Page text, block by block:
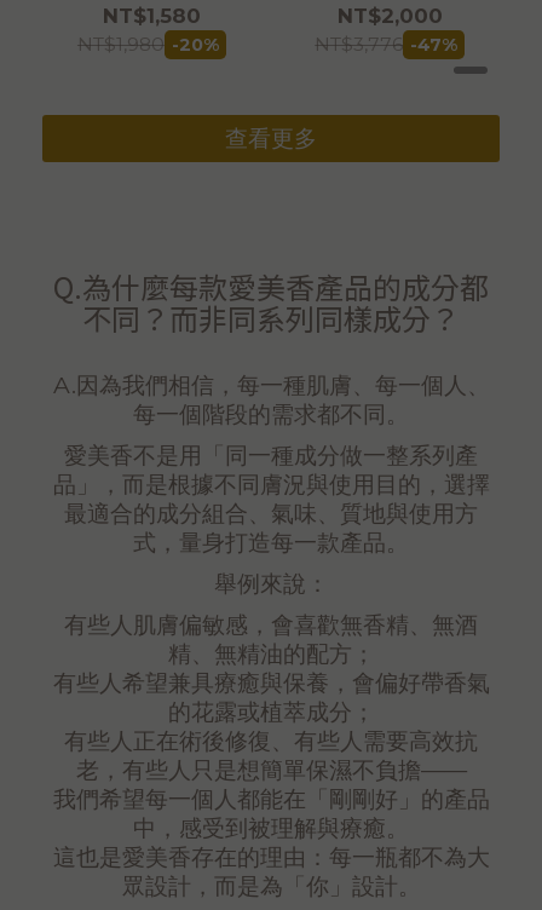
$2,500）限量珍藏
EXP2027.4.14
NT$1,580
NT$1,980 -20%
NT$2,000
NT$3,776 -47%
查看更多
Q.為什麼每款愛美香產品的成分都
不同？而非同系列同樣成分？
A.因為我們相信，每一種肌膚、每一個人、
每一個階段的需求都不同。
愛美香不是用「同一種成分做一整系列產
品」，而是根據不同膚況與使用目的，選擇
最適合的成分組合、氣味、質地與使用方
式，量身打造每一款產品。
舉例來說：
有些人肌膚偏敏感，會喜歡無香精、無酒
精、無精油的配方；
有些人希望兼具療癒與保養，會偏好帶香氣
的花露或植萃成分；
有些人正在術後修復、有些人需要高效抗
老，有些人只是想簡單保濕不負擔——
我們希望每一個人都能在「剛剛好」的產品
中，感受到被理解與療癒。
這也是愛美香存在的理由：每一瓶都不為大
眾設計，而是為「你」設計。